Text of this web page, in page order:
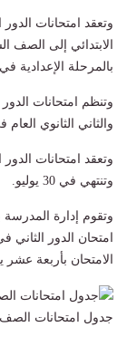
وتعقد امتحانات الدور
الابتدائي إلى الصف
بالمرحلة الإعدادية في الفترة من 18
وتنظم امتحانات
والثاني الثانوي العام في الفترة من
وتنتهي في 30 يوليو.
وتقوم إدارة
امتحان الدور الثاني
الامتحان بأربعة عشر
جدول امتحانات